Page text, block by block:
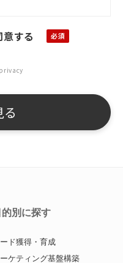
意する
的別に探す
ード獲得・育成
ケティング基盤構築